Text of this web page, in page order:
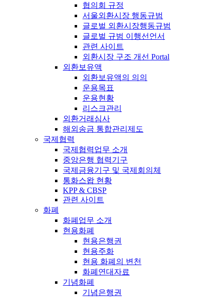
협의회 규정
서울외환시장 행동규범
글로벌 외환시장행동규범
글로벌 규범 이행선언서
관련 사이트
외환시장 구조 개선 Portal
외환보유액
외환보유액의 의의
운용목표
운용현황
리스크관리
외환거래심사
해외송금 통합관리제도
국제협력
국제협력업무 소개
중앙은행 협력기구
국제금융기구 및 국제회의체
통화스왑 현황
KPP & CBSP
관련 사이트
화폐
화폐업무 소개
현용화폐
현용은행권
현용주화
현용 화폐의 변천
화폐연대자료
기념화폐
기념은행권